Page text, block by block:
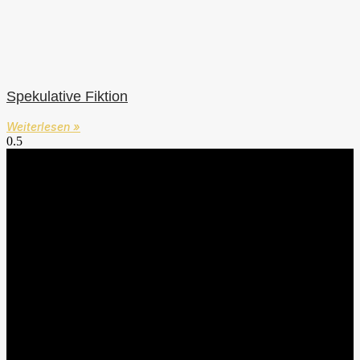
Spekulative Fiktion
Weiterlesen »